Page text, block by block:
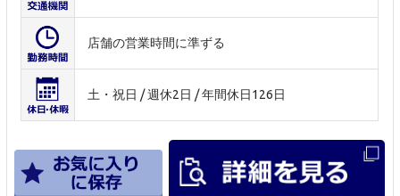
店舗の営業時間に準ずる
土・祝日 / 週休2日 / 年間休日126日